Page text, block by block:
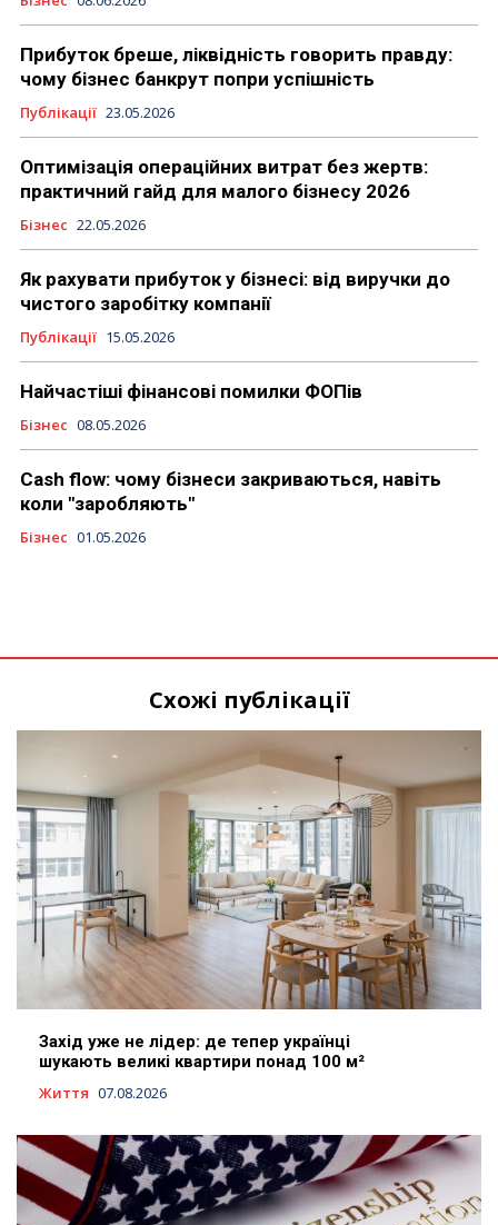
Прибуток бреше, ліквідність говорить правду:
чому бізнес банкрут попри успішність
Публікації 23.05.2026
Оптимізація операційних витрат без жертв:
практичний гайд для малого бізнесу 2026
Бізнес 22.05.2026
Як рахувати прибуток у бізнесі: від виручки до
чистого заробітку компанії
Публікації 15.05.2026
Найчастіші фінансові помилки ФОПів
Бізнес 08.05.2026
Cash flow: чому бізнеси закриваються, навіть
коли "заробляють"
Бізнес 01.05.2026
Схожі публікації
Захід уже не лідер: де тепер українці
шукають великі квартири понад 100 м²
Життя 07.08.2026